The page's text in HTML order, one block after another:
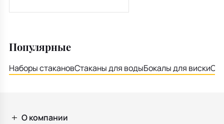
Популярные
Наборы стакановСтаканы для водыБокалы для виски
О компании